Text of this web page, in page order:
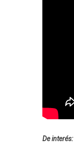
De interés: